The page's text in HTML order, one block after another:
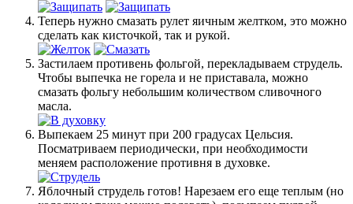
Теперь нужно смазать рулет яичным желтком, это можно
сделать как кисточкой, так и рукой.
Застилаем противень фольгой, перекладываем струдель.
Чтобы выпечка не горела и не приставала, можно
смазать фольгу небольшим количеством сливочного
масла.
Выпекаем 25 минут при 200 градусах Цельсия.
Посматриваем периодически, при необходимости
меняем расположение противня в духовке.
Яблочный струдель готов! Нарезаем его еще теплым (но